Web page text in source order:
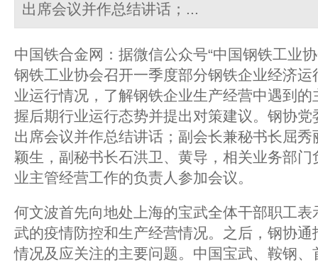
出席会议并作总结讲话；...
中国铁合金网：据微信公众号“中国钢铁工业
钢铁工业协会召开一季度部分钢铁企业经济
业运行情况，了解钢铁企业生产经营中遇到
握后期行业运行态势并提出对策建议。钢协
出席会议并作总结讲话；副会长兼秘书长屈
颖生，副秘书长石洪卫、黄导，相关业务部
业主管经营工作的负责人参加会议。
何文波首先向地处上海的宝武全体干部职工
武的疫情防控和生产经营情况。之后，钢协
情况及应关注的主要问题。中国宝武、鞍钢